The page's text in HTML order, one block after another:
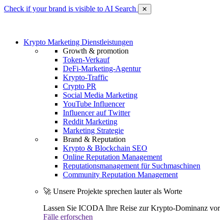
Check if your brand is visible to AI Search ✕
Krypto Marketing Dienstleistungen
Growth & promotion
Token-Verkauf
DeFi-Marketing-Agentur
Krypto-Traffic
Crypto PR
Social Media Marketing
YouTube Influencer
Influencer auf Twitter
Reddit Marketing
Marketing Strategie
Brand & Reputation
Krypto & Blockchain SEO
Online Reputation Management
Reputationsmanagement für Suchmaschinen
Community Reputation Management
🚀 Unsere Projekte sprechen lauter als Worte
Lassen Sie ICODA Ihre Reise zur Krypto-Dominanz
Fälle erforschen